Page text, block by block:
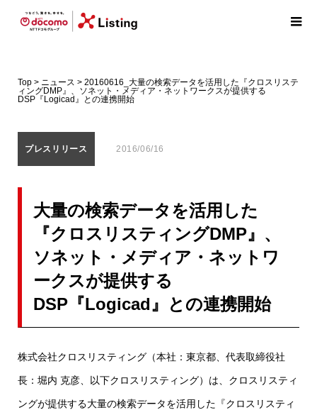
Top> ニュース > 20160616_大量の検索データを活用した『クロスリステ
ィングDMP』、ソネット・メディア・ネットワークスが提供する
DSP『Logicad』との連携開始
プレスリリース 2016/06/16
大量の検索データを活用した
『クロスリスティングDMP』、
ソネット・メディア・ネットワ
ークスが提供する
DSP『Logicad』との連携開始
株式会社クロスリスティング（本社：東京都、代表取締役社
長：堀内 克彦、以下クロスリスティング）は、クロスリスティ
ングが提供する大量の検索データを活用した『クロスリスティ